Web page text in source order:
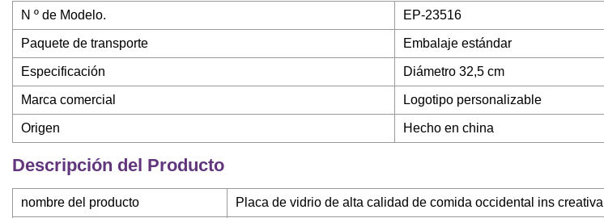
N º de Modelo. EP-23516
Paquete de transporte Embalaje estándar
Especificación Diámetro 32,5 cm
Marca comercial Logotipo personalizable
Origen Hecho en china
Descripción del Producto
nombre del producto Placa de vidrio de alta calidad de comida occidental ins creativa